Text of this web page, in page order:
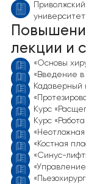
университет
лекции и
«Основы
«Введение
Кадаверный
Курс
Курс
«Костная
«Синус-